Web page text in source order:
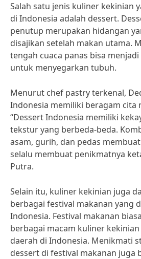
Salah satu jenis kuliner kekinian
di Indonesia adalah dessert.
penutup merupakan hidangan
disajikan setelah makan utama.
tengah cuaca panas bisa
untuk menyegarkan tubuh.
Menurut chef pastry terkenal,
Indonesia memiliki beragam cita
“Dessert Indonesia memiliki
tekstur yang berbeda-beda.
asam, gurih, dan pedas
selalu membuat penikmatnya
Putra.
Selain itu, kuliner kekinian juga
berbagai festival makanan yang
Indonesia. Festival makanan
berbagai macam kuliner
daerah di Indonesia. Menikmati
dessert di festival makanan juga